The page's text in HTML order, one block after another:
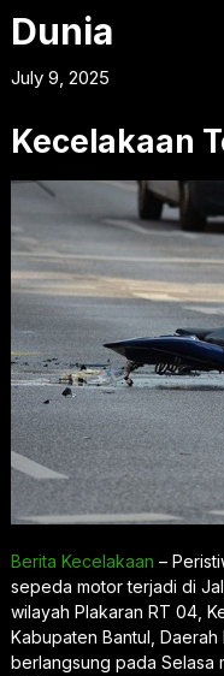
Dunia
July 9, 2025
Kecelakaan
Berita Kecelakaan –
sepeda motor terjadi di
wilayah Plakaran RT 04,
Kabupaten Bantul,
berlangsung pada Selasa